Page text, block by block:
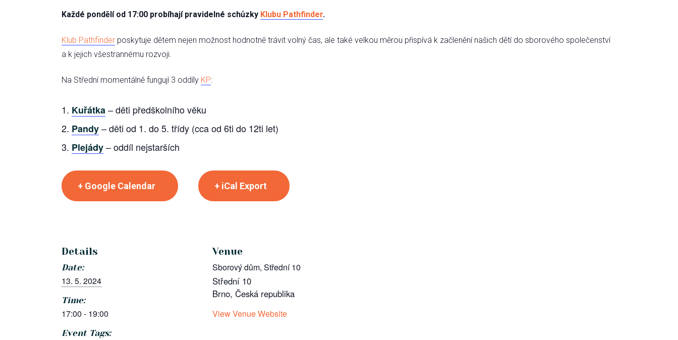
Každé pondělí od 17:00 probíhají pravidelné schůzky Klubu Pathfinder.
Klub Pathfinder poskytuje dětem nejen možnost hodnotně trávit volný čas, ale také velkou měrou přispívá k začlenění našich dětí do sborového společenství
a k jejich všestrannému rozvoji.
Na Střední momentálně fungují 3 oddíly KP:
Kuřátka– děti předškolního věku
Pandy– děti od 1. do 5. třídy (cca od 6ti do 12ti let)
Plejády– oddíl nejstarších
+ Google Calendar + iCal Export
Details
Date:
13. 5. 2024
Time:
17:00 - 19:00
Event Tags:
Venue
Sborový dům, Střední 10
Střední 10
Brno, Česká republika
View Venue Website